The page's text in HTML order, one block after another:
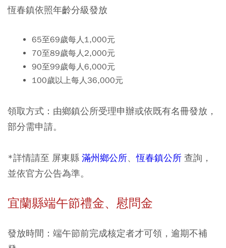
恆春鎮依照年齡分級發放
65至69歲每人1,000元
70至89歲每人2,000元
90至99歲每人6,000元
100歲以上每人36,000元
領取方式：由鄉鎮公所受理申辦或依既有名冊發放，
部分需申請。
*詳情請至 屏東縣 滿州鄉公所、恆春鎮公所 查詢，
並依官方公告為準。
宜蘭縣端午節禮金、慰問金
發放時間：端午節前完成核定者才可領，逾期不補